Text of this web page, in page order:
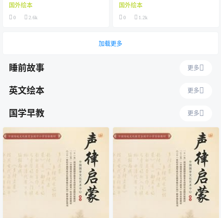
国外绘本
0 2.6k
国外绘本
0 1.2k
加载更多
睡前故事 更多
英文绘本 更多
国学早教 更多